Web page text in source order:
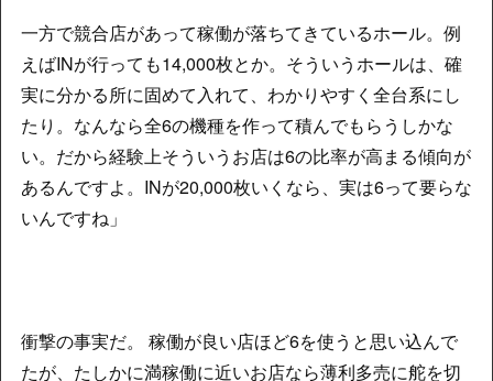
一方で競合店があって稼働が落ちてきているホール。例
えばINが行っても14,000枚とか。そういうホールは、確
実に分かる所に固めて入れて、わかりやすく全台系にし
たり。なんなら全6の機種を作って積んでもらうしかな
い。だから経験上そういうお店は6の比率が高まる傾向が
あるんですよ。INが20,000枚いくなら、実は6って要らな
いんですね」
衝撃の事実だ。 稼働が良い店ほど6を使うと思い込んで
たが、たしかに満稼働に近いお店なら薄利多売に舵を切